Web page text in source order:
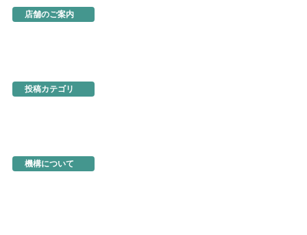
店舗のご案内
投稿カテゴリ
機構について